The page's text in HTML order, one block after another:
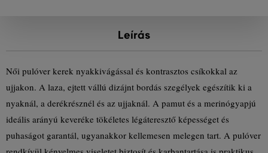
Leírás
Női pulóver kerek nyakkivágással és kontrasztos csíkokkal az
ujjakon. A laza, ejtett vállú dizájnt bordás szegélyek egészítik ki a
nyaknál, a derékrésznél és az ujjaknál. A pamut és a merinógyapjú
ideális arányú keveréke tökéletes légáteresztő képességet és
puhaságot garantál, ugyanakkor kellemesen melegen tart. A pulóver